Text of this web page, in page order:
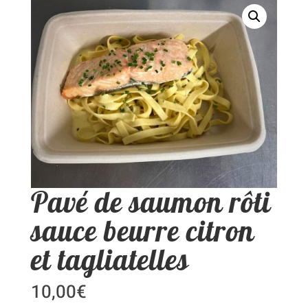
Pavé de saumon rôti
sauce beurre citron
et tagliatelles
10,00€